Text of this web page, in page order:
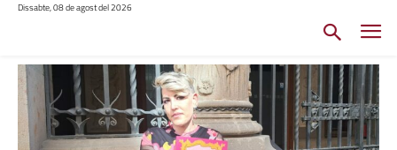
Dissabte, 08 de agost del 2026